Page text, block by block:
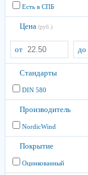
Есть в СПБ
Цена (руб.)
от до
Стандарты
DIN 580
Производитель
NordicWind
Покрытие
Оцинкованный